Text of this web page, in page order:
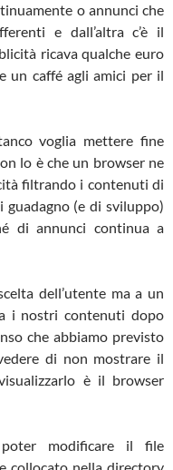
o annunci che
e dall’altra c’è il
ricava qualche euro
un caffé agli amici per il
voglia mettere fine
lo è che un browser ne
filtrando i contenuti di
(e di sviluppo)
di annunci continua a
dell’utente ma a un
i nostri contenuti dopo
che abbiamo previsto
di non mostrare il
è il browser
modificare il file